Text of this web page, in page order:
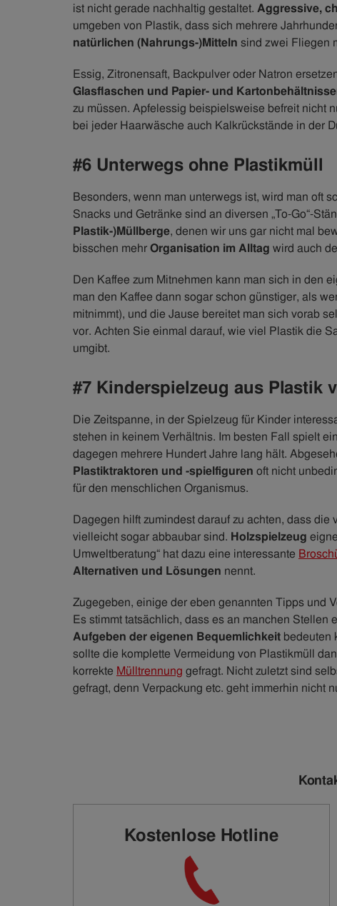
ist nicht gerade nachhaltig gestaltet. Aggressive,
umgeben von Plastik, dass sich mehrere
natürlichen (Nahrungs-)Mitteln sind zwei Fliegen
Essig, Zitronensaft, Backpulver oder Natron
Glasflaschen und Papier- und
zu müssen. Apfelessig beispielsweise befreit nicht
bei jeder Haarwäsche auch Kalkrückstände in der
#6 Unterwegs ohne Plastikmüll
Besonders, wenn man unterwegs ist, wird man oft
Snacks und Getränke sind an diversen „To-Go“-
Plastik-)Müllberge, denen wir uns gar nicht mal
bisschen mehrOrganisation im Alltag wird auch
Den Kaffee zum Mitnehmen kann man sich in den
man den Kaffee dann sogar schon günstiger, als
mitnimmt), und die Jause bereitet man sich vorab
vor. Achten Sie einmal darauf, wie viel Plastik die
umgibt.
#7 Kinderspielzeug aus Plastik
Die Zeitspanne, in der Spielzeug für Kinder
stehen in keinem Verhältnis. Im besten Fall spielt
dagegen mehrere Hundert Jahre lang hält.
Plastiktraktoren und -spielfiguren oft nicht
für den menschlichen Organismus.
Dagegen hilft zumindest darauf zu achten, dass
vielleicht sogar abbaubar sind. Holzspielzeug
Umweltberatung“ hat dazu eine interessante
Alternativen und Lösungen nennt.
Zugegeben, einige der eben genannten Tipps und
Es stimmt tatsächlich, dass es an manchen
Aufgeben der eigenen Bequemlichkeit bedeuten
sollte die komplette Vermeidung von Plastikmüll
korrekte Mülltrennung gefragt. Nicht zuletzt sind
gefragt, denn Verpackung etc. geht immerhin nicht
Kostenlose Hotline